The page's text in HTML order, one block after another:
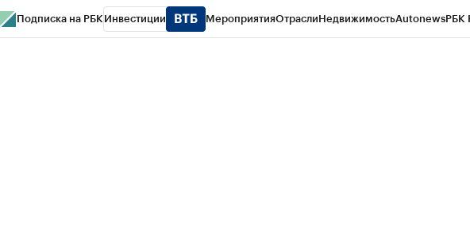
Подписка на РБК Инвестиции МероприятияОтраслиНедвижимостьAutonewsРБК